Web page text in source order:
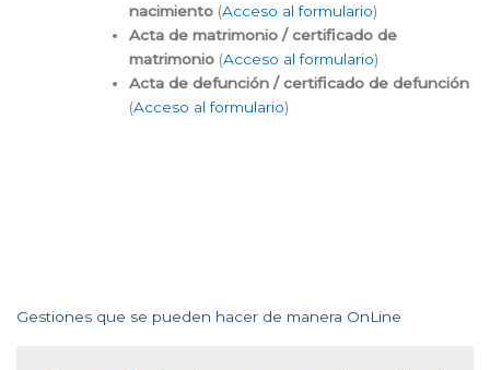
nacimiento(Acceso al formulario)
Acta de matrimonio / certificado de
matrimonio(Acceso al formulario)
Acta de defunción / certificado de defunción
(Acceso al formulario)
Gestiones que se pueden hacer de manera OnLine